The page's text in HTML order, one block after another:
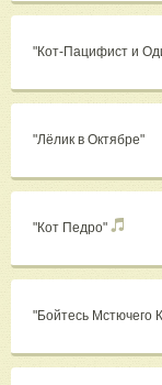
"Кот-Пацифист и
"Лёлик в Октябре"
"Кот Педро"
"Бойтесь Мстючего